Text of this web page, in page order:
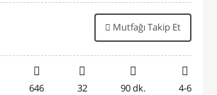
Mutfağı Takip Et
646 32 90 dk. 4-6